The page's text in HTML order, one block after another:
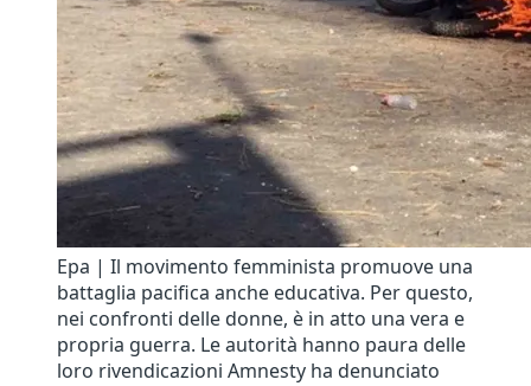
Epa | Il movimento femminista promuove una
battaglia pacifica anche educativa. Per questo,
nei confronti delle donne, è in atto una vera e
propria guerra. Le autorità hanno paura delle
loro rivendicazioni Amnesty ha denunciato